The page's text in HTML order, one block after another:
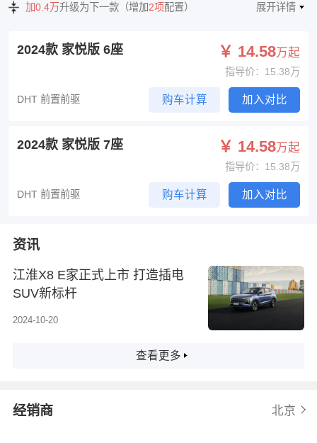
加0.4万升级为下一款（增加2项配置） 展开详情
2024款 家悦版 6座 ￥ 14.58万起
指导价：15.38万
DHT 前置前驱 购车计算 加入对比
2024款 家悦版 7座 ￥ 14.58万起
指导价：15.38万
DHT 前置前驱 购车计算 加入对比
资讯
江淮X8 E家正式上市 打造插电
SUV新标杆
2024-10-20
查看更多
经销商 北京